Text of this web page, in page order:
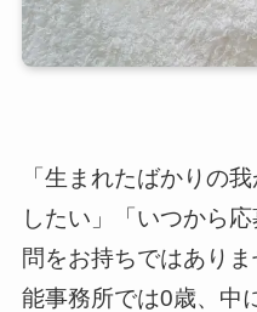
「生まれたばかりの
したい」「いつから
問をお持ちではあり
能事務所では0歳、中